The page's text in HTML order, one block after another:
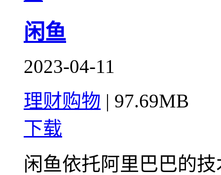
闲鱼
2023-04-11
理财购物 | 97.69MB
下载
闲鱼依托阿里巴巴的